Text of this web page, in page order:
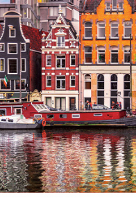
اسباب‌بازی چوبی
سورپرایزی‌ها
ست‌های بازی
لوازم موسیقی